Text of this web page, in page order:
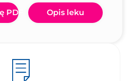
PDF Opis leku